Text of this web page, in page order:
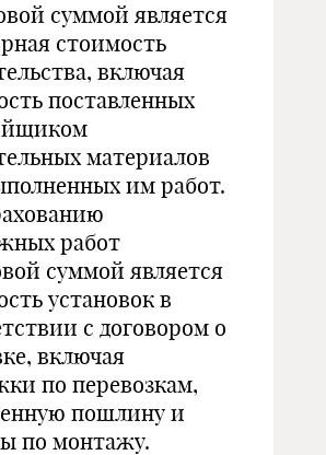
суммой является
стоимость
включая
поставленных
материалов
им работ.
работ
суммой является
установок в
с договором о
включая
по перевозкам,
пошлину и
по монтажу.